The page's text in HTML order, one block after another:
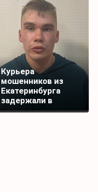
Курьера
мошенников из
Екатеринбурга
задержали в
Редкино Тверской